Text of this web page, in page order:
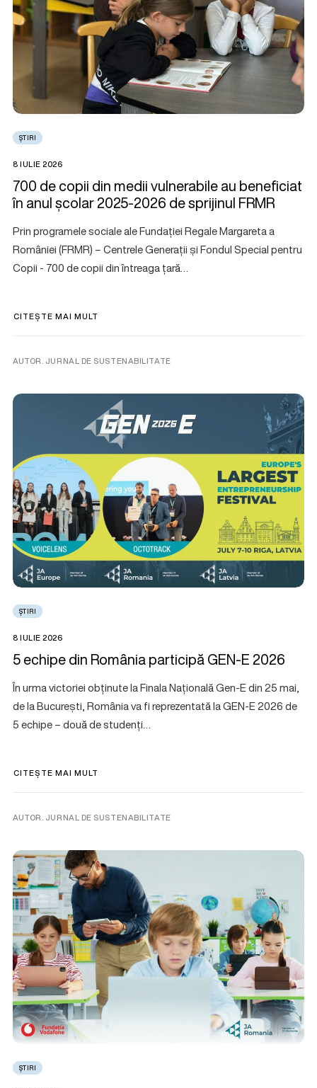
ȘTIRI
8 IULIE 2026
700 de copii din medii vulnerabile au beneficiat
în anul școlar 2025-2026 de sprijinul FRMR
Prin programele sociale ale Fundației Regale Margareta a
României (FRMR) – Centrele Generații și Fondul Special pentru
Copii - 700 de copii din întreaga țară…
CITEȘTE MAI MULT
AUTOR. JURNAL DE SUSTENABILITATE
ȘTIRI
8 IULIE 2026
5 echipe din România participă GEN-E 2026
În urma victoriei obținute la Finala Națională Gen-E din 25 mai,
de la București, România va fi reprezentată la GEN-E 2026 de
5 echipe – două de studenți…
CITEȘTE MAI MULT
AUTOR. JURNAL DE SUSTENABILITATE
ȘTIRI